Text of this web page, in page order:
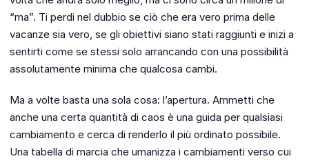
“ma”. Ti perdi nel dubbio se ciò che era vero prima delle
vacanze sia vero, se gli obiettivi siano stati raggiunti e inizi a
sentirti come se stessi solo arrancando con una possibilità
assolutamente minima che qualcosa cambi.
Ma a volte basta una sola cosa: l’apertura. Ammetti che
anche una certa quantità di caos è una guida per qualsiasi
cambiamento e cerca di renderlo il più ordinato possibile.
Una tabella di marcia che umanizza i cambiamenti verso cui